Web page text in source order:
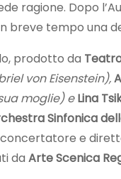
ragione. Dopo
breve tempo una
prodotto da
von Eisenstein),
moglie) eLina
Sinfonica
e
da Arte Scenica